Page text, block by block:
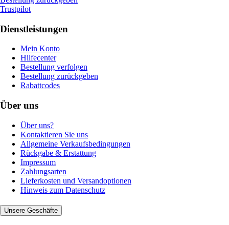
Trustpilot
Dienstleistungen
Mein Konto
Hilfecenter
Bestellung verfolgen
Bestellung zurückgeben
Rabattcodes
Über uns
Über uns?
Kontaktieren Sie uns
Allgemeine Verkaufsbedingungen
Rückgabe & Erstattung
Impressum
Zahlungsarten
Lieferkosten und Versandoptionen
Hinweis zum Datenschutz
Unsere Geschäfte